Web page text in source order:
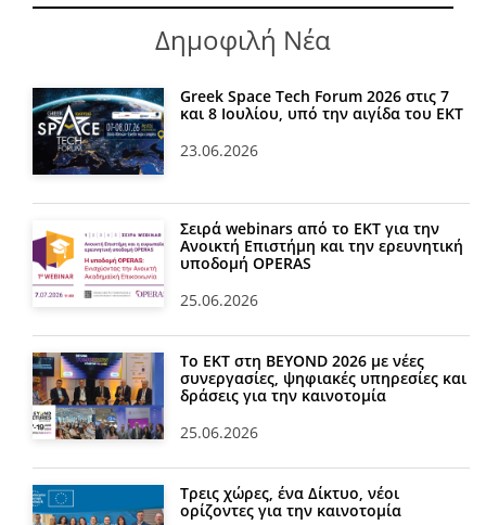
Δημοφιλή Νέα
Greek Space Tech Forum 2026 στις 7
και 8 Ιουλίου, υπό την αιγίδα του ΕΚΤ
23.06.2026
Σειρά webinars από το ΕΚΤ για την
Ανοικτή Επιστήμη και την ερευνητική
υποδομή OPERAS
25.06.2026
Το ΕΚΤ στη BEYOND 2026 με νέες
συνεργασίες, ψηφιακές υπηρεσίες και
δράσεις για την καινοτομία
25.06.2026
Τρεις χώρες, ένα Δίκτυο, νέοι
ορίζοντες για την καινοτομία